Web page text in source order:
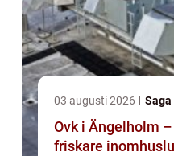
03 augusti 2026 Saga
Ovk i Ängelholm
friskare